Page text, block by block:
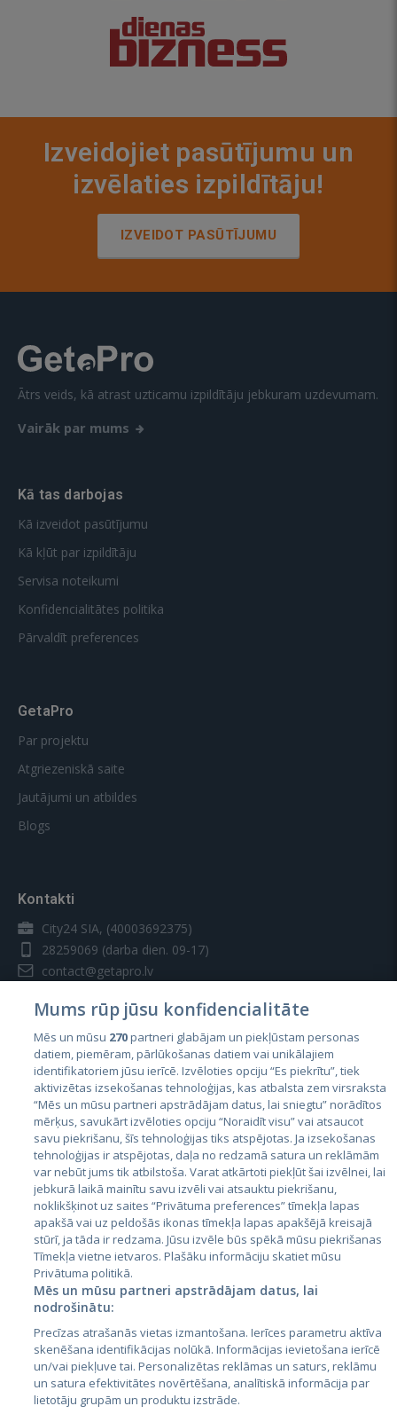
Izveidojiet pasūtījumu un
izvēlaties izpildītāju!
IZVEIDOT PASŪTĪJUMU
Ātrs veids, kā atrast uzticamu izpildītāju jebkuram uzdevumam.
Vairāk par mums
Kā tas darbojas
Kā izveidot pasūtījumu
Kā kļūt par izpildītāju
Servisa noteikumi
Konfidencialitātes politika
Pārvaldīt preferences
GetaPro
Par projektu
Atgriezeniskā saite
Jautājumi un atbildes
Blogs
Kontakti
City24 SIA, (40003692375)
28259069 (darba dien. 09-17)
contact@getapro.lv
Valstis
Igaunija
Latvija
Lietuva
City24.lv
City24.ee
GetaPro.lv
GetaPro.ee
Skelbiu.lt
CVbankas.lt
Kainos.lt
Paslaugos.lt
auto24.ee
Mums rūp jūsu konfidencialitāte
Mēs un mūsu 270partneri glabājam un piekļūstam personas
datiem, piemēram, pārlūkošanas datiem vai unikālajiem
identifikatoriem jūsu ierīcē. Izvēloties opciju “Es piekrītu”, tiek
aktivizētas izsekošanas tehnoloģijas, kas atbalsta zem virsraksta
“Mēs un mūsu partneri apstrādājam datus, lai sniegtu” norādītos
mērķus, savukārt izvēloties opciju “Noraidīt visu” vai atsaucot
savu piekrišanu, šīs tehnoloģijas tiks atspējotas. Ja izsekošanas
tehnoloģijas ir atspējotas, daļa no redzamā satura un reklāmām
var nebūt jums tik atbilstoša. Varat atkārtoti piekļūt šai izvēlnei, lai
jebkurā laikā mainītu savu izvēli vai atsauktu piekrišanu,
noklikšķinot uz saites “Privātuma preferences” tīmekļa lapas
apakšā vai uz peldošās ikonas tīmekļa lapas apakšējā kreisajā
stūrī, ja tāda ir redzama. Jūsu izvēle būs spēkā mūsu piekrišanas
Tīmekļa vietne ietvaros. Plašāku informāciju skatiet mūsu
Privātuma politikā.
Mēs un mūsu partneri apstrādājam datus, lai
nodrošinātu:
Precīzas atrašanās vietas izmantošana. Ierīces parametru aktīva
skenēšana identifikācijas nolūkā. Informācijas ievietošana ierīcē
un/vai piekļuve tai. Personalizētas reklāmas un saturs, reklāmu
un satura efektivitātes novērtēšana, analītiskā informācija par
lietotāju grupām un produktu izstrāde.